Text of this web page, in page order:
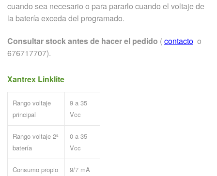
cuando sea necesario o para pararlo cuando el voltaje de
la batería exceda del programado.
Consultar stock antes de hacer el pedido (contacto o
676717707).
Xantrex Linklite
Rango voltaje
principal
9 a 35
Vcc
Rango voltaje 2ª
batería
0 a 35
Vcc
Consumo propio 9/7 mA